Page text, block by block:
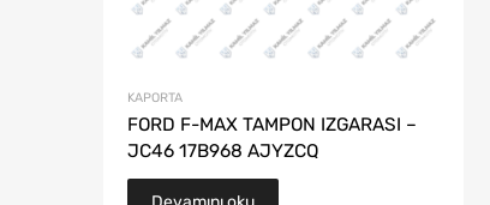
KAPORTA
FORD F-MAX TAMPON IZGARASI –
JC46 17B968 AJYZCQ